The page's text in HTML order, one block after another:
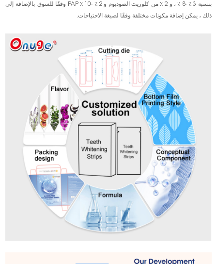
بنسبة 3 ٪ -8 ٪ ، و 2 ٪ من كلوريت الصوديوم و 2 ٪ -10 ٪ PAP وفقًا للسوق. بالإضافة إلى
ذلك ، يمكن إضافة مكونات مختلفة وفقًا لصيغة الاحتياجات.